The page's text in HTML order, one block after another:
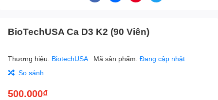
BioTechUSA Ca D3 K2 (90 Viên)
Thương hiệu: BiotechUSA Mã sản phẩm: Đang cập nhật
So sánh
500.000₫